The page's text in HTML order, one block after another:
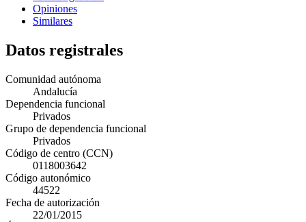
Opiniones
Similares
Datos registrales
Comunidad autónoma
Andalucía
Dependencia funcional
Privados
Grupo de dependencia funcional
Privados
Código de centro (CCN)
0118003642
Código autonómico
44522
Fecha de autorización
22/01/2015